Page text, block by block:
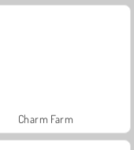
Charm Farm